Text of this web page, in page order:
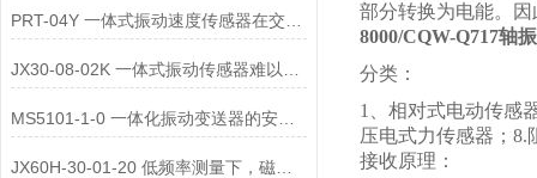
MS5101-1-0 一体化振动变送器的安装位置选择对测量精度的影响有哪些？
JX60H-30-01-20 低频率测量下，磁电式一体化振动变送器的选型注意事项？
部分转换为电能。
8000/CQW-Q717轴
分类：
1、相对式电动传感
压电式力传感器；8.
接收原理：